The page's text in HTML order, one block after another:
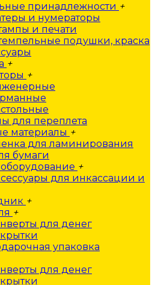
принадлежности +
и нумераторы
и печати
подушки, краска
+
+
для переплета
материалы +
для ламинирования
бумаги
+
для инкассации и
+
+
для денег
упаковка
для денег